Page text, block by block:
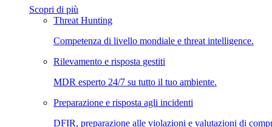
Scopri di più
Threat Hunting
Competenza di livello mondiale e threat intelligence.
Rilevamento e risposta gestiti
MDR esperto 24/7 su tutto il tuo ambiente.
Preparazione e risposta agli incidenti
DFIR, preparazione alle violazioni e valutazioni di